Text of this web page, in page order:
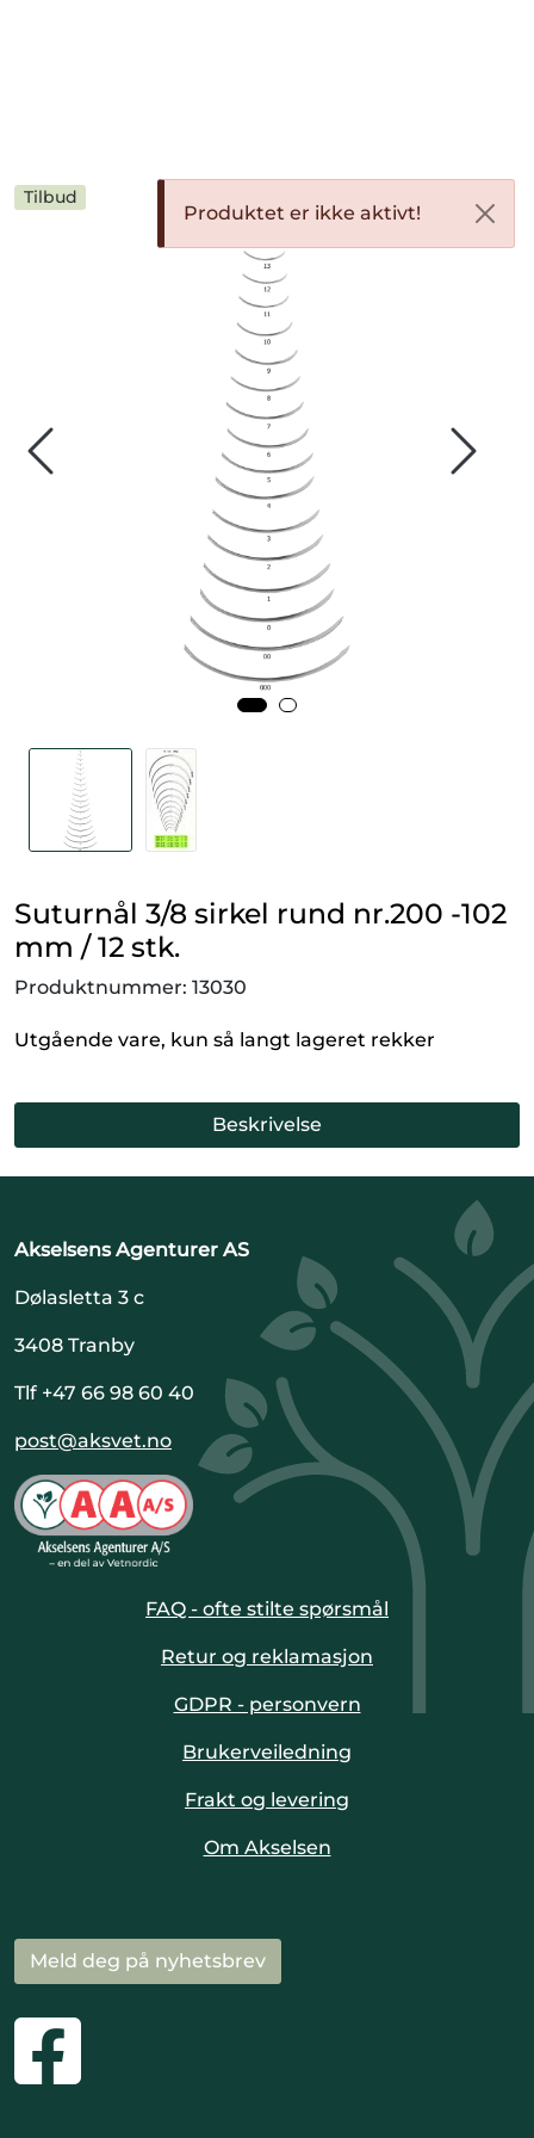
Produktet er ikke aktivt!
Tilbud
Suturnål 3/8 sirkel rund nr.200 -102
mm / 12 stk.
Produktnummer: 13030
Utgående vare, kun så langt lageret rekker
Beskrivelse
Akselsens Agenturer AS
Dølasletta 3 c
3408 Tranby
Tlf +47 66 98 60 40
post@aksvet.no
FAQ - ofte stilte spørsmål
Retur og reklamasjon
GDPR - personvern
Brukerveiledning
Frakt og levering
Om Akselsen
Meld deg på nyhetsbrev
Klinikkutstyr
Videresalgsprodukter
Vetnordic
Gammalt nytt